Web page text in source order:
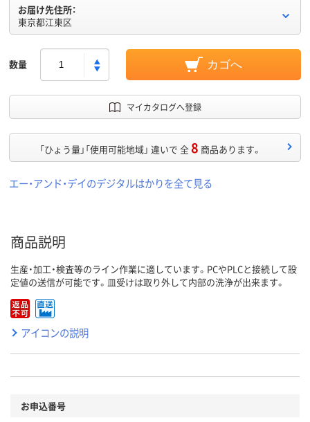
お届け先住所：
東京都江東区
数量 カゴへ
マイカタログへ登録
「ひょう量」「使用可能地域」 違いで 全8 商品あります。
エー・アンド・デイのデジタルはかりを全て見る
商品説明
生産・加工・検査等のライン作業に適しています。PCやPLCと接続して設
定値の送信が可能です。皿受けは取り外して内部の洗浄が出来ます。
アイコンの説明
お申込番号